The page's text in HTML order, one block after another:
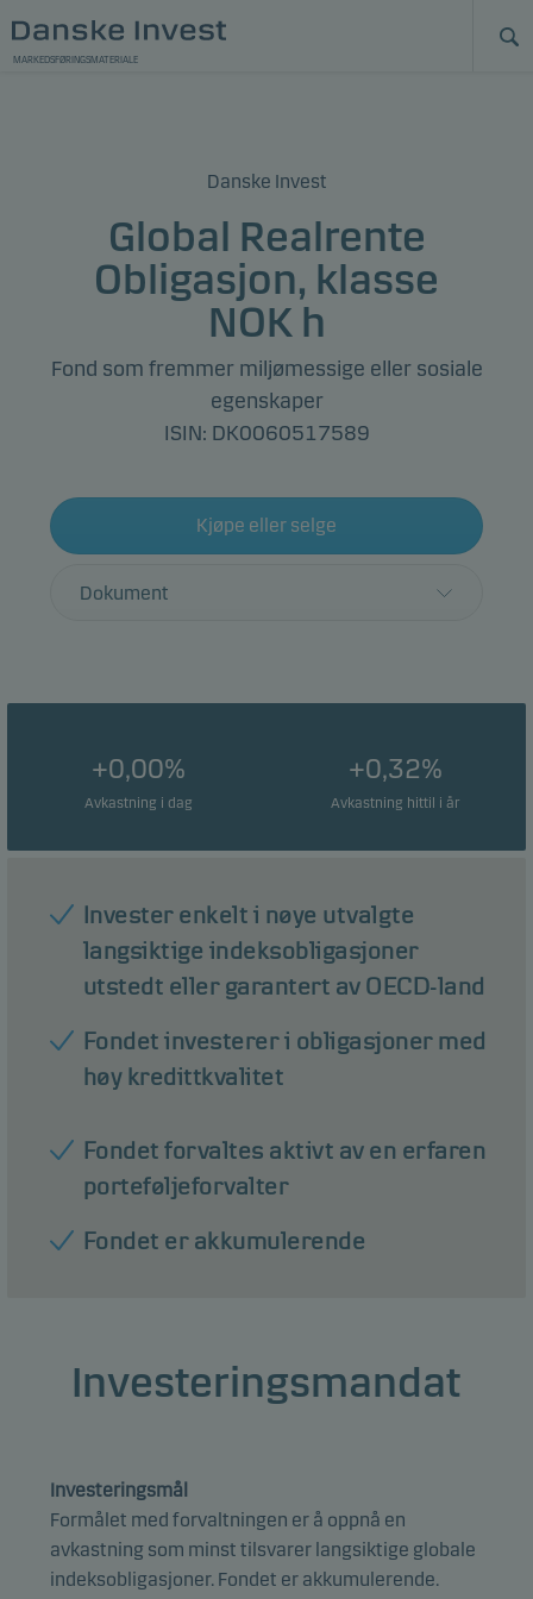
MARKEDSFØRINGSMATERIALE
Danske Invest
Global Realrente
Obligasjon, klasse
NOK h
Fond som fremmer miljømessige eller sosiale
egenskaper
ISIN: DK0060517589
Kjøpe eller selge
Dokument
+0,00%
Avkastning i dag
+0,32%
Avkastning hittil i år
Invester enkelt i nøye utvalgte
langsiktige indeksobligasjoner
utstedt eller garantert av OECD-land
Fondet investerer i obligasjoner med
høy kredittkvalitet
Fondet forvaltes aktivt av en erfaren
porteføljeforvalter
Fondet er akkumulerende
Investeringsmandat
Investeringsmål
Formålet med forvaltningen er å oppnå en
avkastning som minst tilsvarer langsiktige globale
indeksobligasjoner. Fondet er akkumulerende.